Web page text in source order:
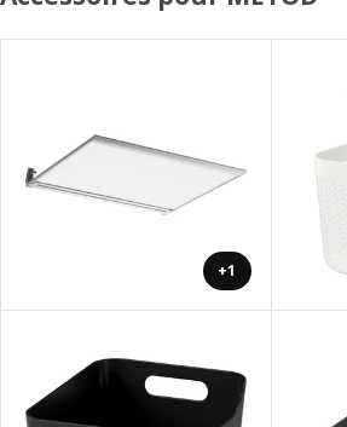
+1